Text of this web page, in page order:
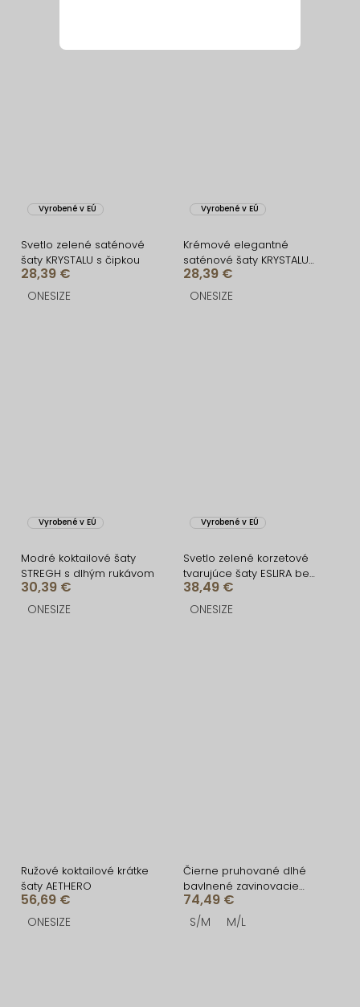
Vyrobené v EÚ
Svetlo zelené saténové
šaty KRYSTALU s čipkou
28,39 €
ONESIZE
Vyrobené v EÚ
Krémové elegantné
saténové šaty KRYSTALU
s čipkou
28,39 €
ONESIZE
Vyrobené v EÚ
Modré koktailové šaty
STREGH s dlhým rukávom
30,39 €
ONESIZE
Vyrobené v EÚ
Svetlo zelené korzetové
tvarujúce šaty ESLIRA bez
ramienok
38,49 €
ONESIZE
Ružové koktailové krátke
šaty AETHERO
56,69 €
ONESIZE
Čierne pruhované dlhé
bavlnené zavinovacie
šaty NATURE
74,49 €
S/M M/L